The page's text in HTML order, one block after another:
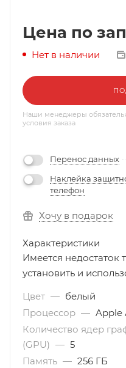
Цена по
Нет в наличии
Наши менеджеры
условия заказа
Перенос данных
Наклейка
телефон
Хочу в подарок
Характеристики
Имеется недостаток
установить и
Цвет — белый
Процессор — Apple
Количество ядер
(GPU) — 5
Память — 256 ГБ